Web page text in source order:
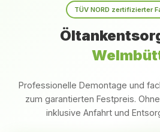
TÜV NORD zertifizierter
Professionelle Demontage und
zum garantierten Festpreis.
inklusive Anfahrt und